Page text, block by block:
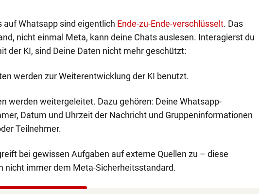
auf Whatsapp sind eigentlich Ende-zu-Ende-verschlüsselt. Das
nicht einmal Meta, kann deine Chats auslesen. Interagierst du
der KI, sind Deine Daten nicht mehr geschützt:
werden zur Weiterentwicklung der KI benutzt.
werden weitergeleitet. Dazu gehören: Deine Whatsapp-
Datum und Uhrzeit der Nachricht und Gruppeninformationen
Teilnehmer.
bei gewissen Aufgaben auf externe Quellen zu – diese
nicht immer dem Meta-Sicherheitsstandard.